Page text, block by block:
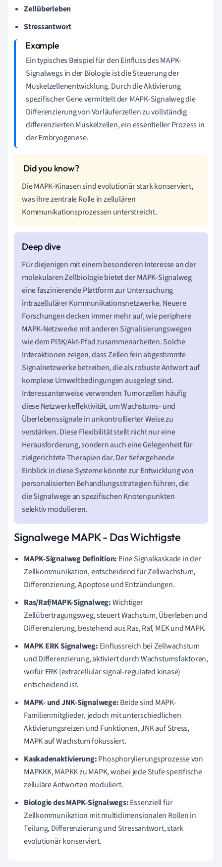
Zellüberleben
Stressantwort
Ein typisches Beispiel für den Einfluss des MAPK-
Signalwegs in der Biologie ist die Steuerung der
Muskelzellenentwicklung. Durch die Aktivierung
spezifischer Gene vermittelt der MAPK-Signalweg die
Differenzierung von Vorläuferzellen zu vollständig
differenzierten Muskelzellen, ein essentieller Prozess in
der Embryogenese.
Die MAPK-Kinasen sind evolutionär stark konserviert,
was ihre zentrale Rolle in zellulären
Kommunikationsprozessen unterstreicht.
Für diejenigen mit einem besonderen Interesse an der
molekularen Zellbiologie bietet der MAPK-Signalweg
eine faszinierende Plattform zur Untersuchung
intrazellulärer Kommunikationsnetzwerke. Neuere
Forschungen decken immer mehr auf, wie periphere
MAPK-Netzwerke mit anderen Signalisierungswegen
wie dem PI3K/Akt-Pfad zusammenarbeiten. Solche
Interaktionen zeigen, dass Zellen fein abgestimmte
Signalnetzwerke betreiben, die als robuste Antwort auf
komplexe Umweltbedingungen ausgelegt sind.
Interessanterweise verwenden Tumorzellen häufig
diese Netzwerkeffektivität, um Wachstums- und
Überlebenssignale in unkontrollierter Weise zu
verstärken. Diese Flexibilität stellt nicht nur eine
Herausforderung, sondern auch eine Gelegenheit für
zielgerichtete Therapien dar. Der tiefergehende
Einblick in diese Systeme könnte zur Entwicklung von
personalisierten Behandlungsstrategien führen, die
die Signalwege an spezifischen Knotenpunkten
selektiv modulieren.
Signalwege MAPK - Das Wichtigste
MAPK-Signalweg Definition: Eine Signalkaskade in der
Zellkommunikation, entscheidend für Zellwachstum,
Differenzierung, Apoptose und Entzündungen.
Ras/Raf/MAPK-Signalweg:Wichtiger
Zellübertragungsweg, steuert Wachstum, Überleben und
Differenzierung, bestehend aus Ras, Raf, MEK und MAPK.
MAPK ERK Signalweg: Einflussreich bei Zellwachstum
und Differenzierung, aktiviert durch Wachstumsfaktoren,
wofür ERK (extracellular signal-regulated kinase)
entscheidend ist.
MAPK- und JNK-Signalwege:Beide sind MAPK-
Familienmitglieder, jedoch mit unterschiedlichen
Aktivierungsreizen und Funktionen, JNK auf Stress,
MAPK auf Wachstum fokussiert.
Kaskadenaktivierung:Phosphorylierungsprozesse von
MAPKKK, MAPKK zu MAPK, wobei jede Stufe spezifische
zelluläre Antworten moduliert.
Biologie des MAPK-Signalwegs:Essenziell für
Zellkommunikation mit multidimensionalen Rollen in
Teilung, Differenzierung und Stressantwort, stark
evolutionär konserviert.